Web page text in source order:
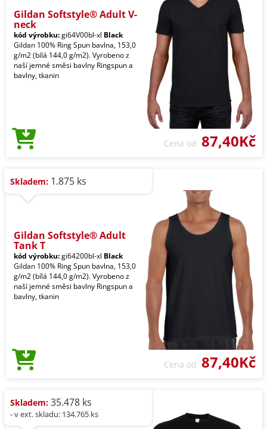
Gildan Softstyle® Adult V-
neck
kód výrobku:gi64V00bl-xl Black
Gildan 100% Ring Spun bavlna, 153,0
g/m2 (bílá 144,0 g/m2). Vyrobeno z
naší jemné směsi bavlny Ringspun a
bavlny, tkanin
Cena od 87,40Kč
Skladem: 1.875 ks
Gildan Softstyle® Adult
Tank T
kód výrobku:gi64200bl-xl Black
Gildan 100% Ring Spun bavlna, 153,0
g/m2 (bílá 144,0 g/m2). Vyrobeno z
naší jemné směsi bavlny Ringspun a
bavlny, tkanin
Cena od 87,40Kč
Skladem: 35.478 ks
- v ext. skladu: 134.765 ks